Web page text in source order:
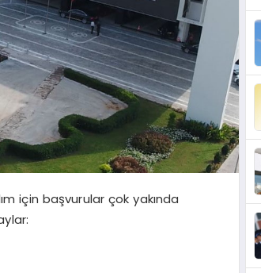
için başvurular çok yakında